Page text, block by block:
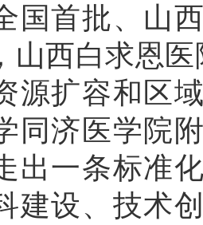
首批、山西
山西白求恩
源扩容和区
同济医学院
出一条标准
建设、技术